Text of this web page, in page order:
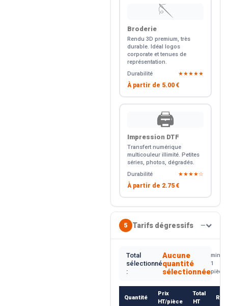
🪡
Broderie
Rendu 3D premium, très
durable. Idéal logos
corporate et tenues de
représentation.
Durabilité
★★★★★
À partir de 5.00 €
🖨️
Impression DTF
Transfert numérique
multicouleur illimité. Petites
séries, photos, dégradés.
Durabilité
★★★★☆
À partir de 2.75 €
5 Tarifs dégressifs —
Total
sélectionné
:
Aucune
quantité
sélectionnée
min.
1
pièce
Quantité
Prix
HT/pièce
Total
HT